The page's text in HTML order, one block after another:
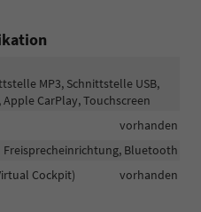
MP3, Schnittstelle USB,
CarPlay, Touchscreen
vorhanden
Freisprecheinrichtung, Bluetooth
Cockpit)
vorhanden